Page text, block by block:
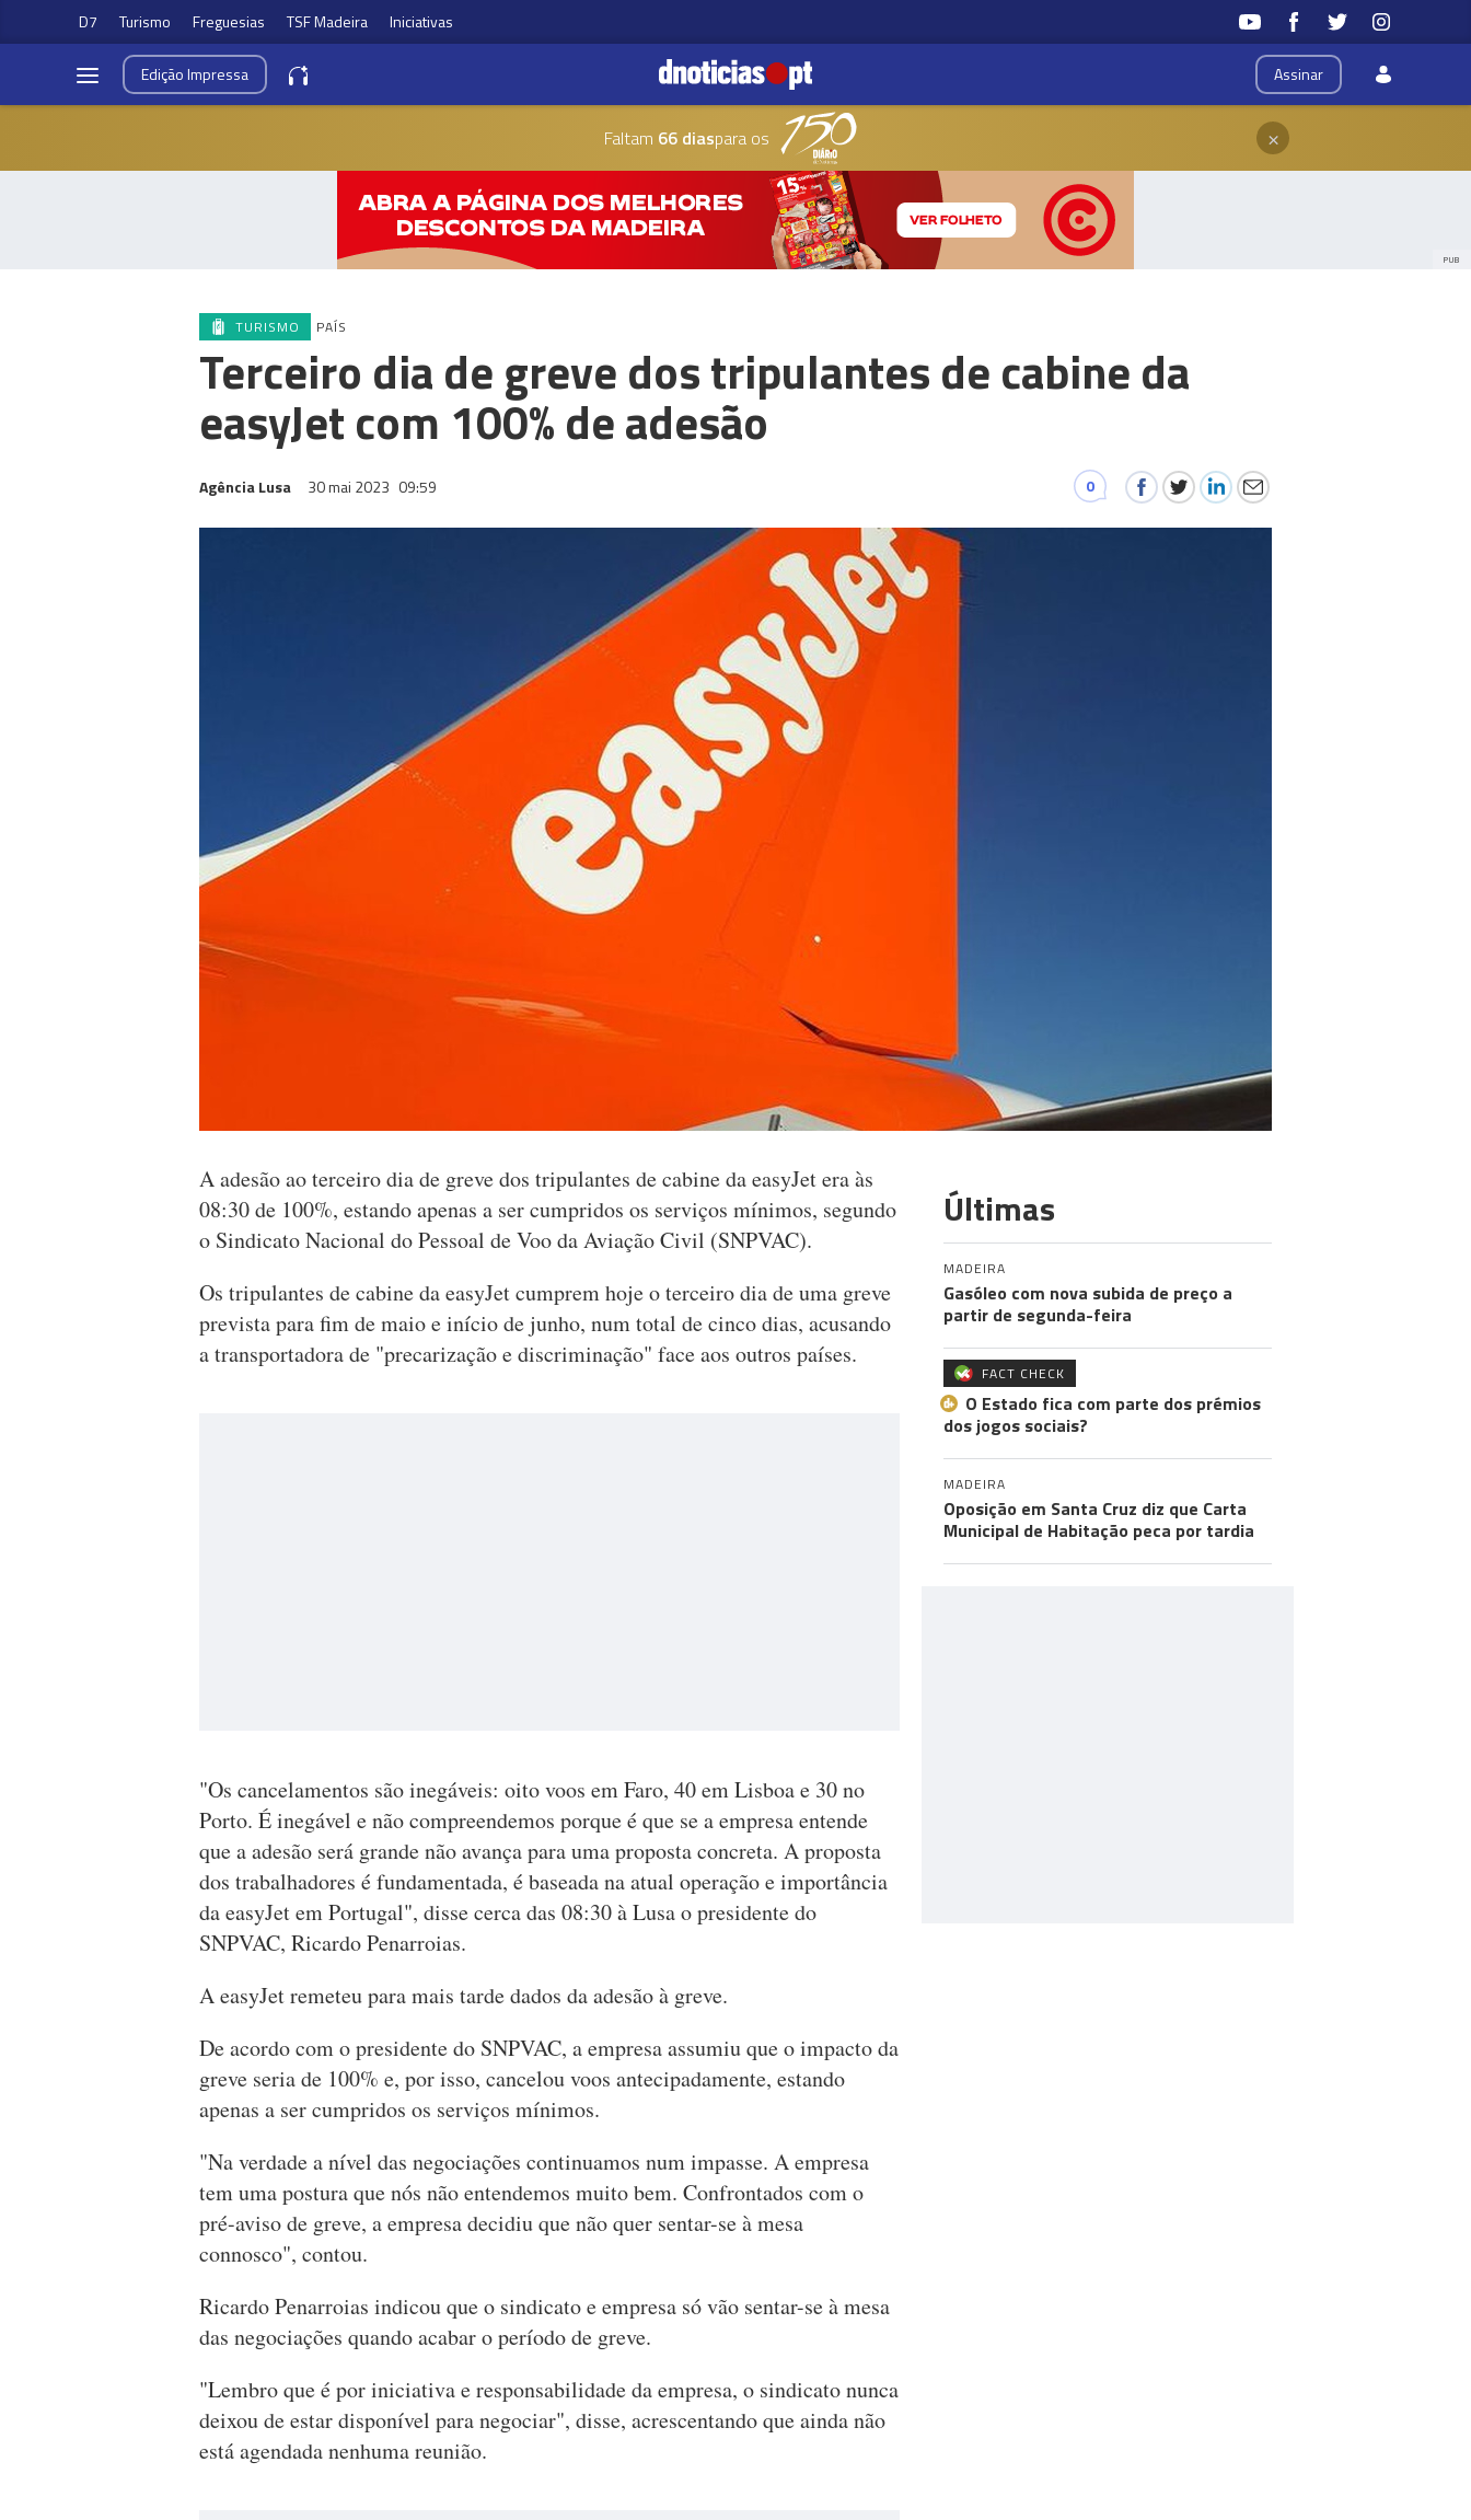
D7 Turismo Freguesias TSF Madeira Iniciativas
Assinar
EdiçãoImpressa
Faltam 66 diaspara os ×
PUB
TURISMO PAÍS
Terceiro dia de greve dos tripulantes de cabine da
easyJet com 100% de adesão
Agência Lusa 30 mai 2023 09:59 0
A adesão ao terceiro dia de greve dos tripulantes de cabine da easyJet era às
08:30 de 100%, estando apenas a ser cumpridos os serviços mínimos, segundo
o Sindicato Nacional do Pessoal de Voo da Aviação Civil (SNPVAC).
Os tripulantes de cabine da easyJet cumprem hoje o terceiro dia de uma greve
prevista para fim de maio e início de junho, num total de cinco dias, acusando
a transportadora de "precarização e discriminação" face aos outros países.
"Os cancelamentos são inegáveis: oito voos em Faro, 40 em Lisboa e 30 no
Porto. É inegável e não compreendemos porque é que se a empresa entende
que a adesão será grande não avança para uma proposta concreta. A proposta
dos trabalhadores é fundamentada, é baseada na atual operação e importância
da easyJet em Portugal", disse cerca das 08:30 à Lusa o presidente do
SNPVAC, Ricardo Penarroias.
A easyJet remeteu para mais tarde dados da adesão à greve.
De acordo com o presidente do SNPVAC, a empresa assumiu que o impacto da
greve seria de 100% e, por isso, cancelou voos antecipadamente, estando
apenas a ser cumpridos os serviços mínimos.
"Na verdade a nível das negociações continuamos num impasse. A empresa
tem uma postura que nós não entendemos muito bem. Confrontados com o
pré-aviso de greve, a empresa decidiu que não quer sentar-se à mesa
connosco", contou.
Ricardo Penarroias indicou que o sindicato e empresa só vão sentar-se à mesa
das negociações quando acabar o período de greve.
"Lembro que é por iniciativa e responsabilidade da empresa, o sindicato nunca
deixou de estar disponível para negociar", disse, acrescentando que ainda não
está agendada nenhuma reunião.
Últimas
MADEIRA
Gasóleo com nova subida de preço a
partir de segunda-feira
FACT CHECK
O Estado fica com parte dos prémios
dos jogos sociais?
MADEIRA
Oposição em Santa Cruz diz que Carta
Municipal de Habitação peca por tardia